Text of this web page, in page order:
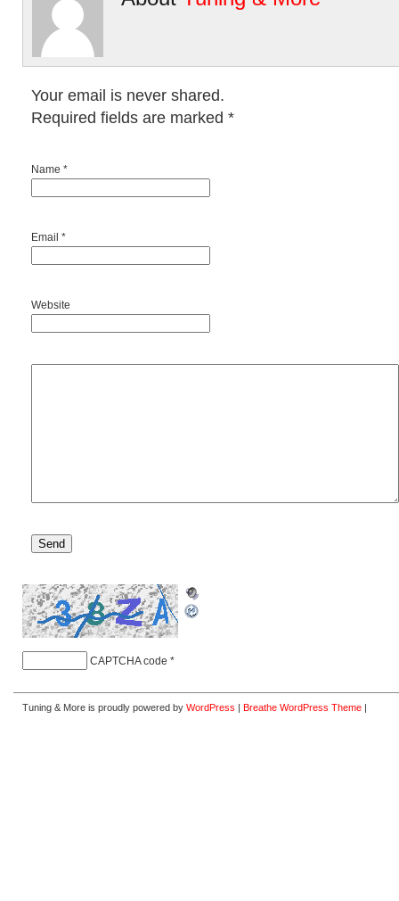
Your email is never shared.
Required fields are marked *
Name *
Email *
Website
CAPTCHA code *
Tuning & More is proudly powered by WordPress | Breathe WordPress Theme |